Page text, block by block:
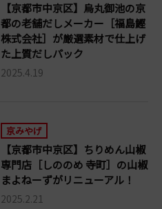
【京都市中京区】烏丸御池の京
都の老舗だしメーカー［福島鰹
株式会社］が厳選素材で仕上げ
た上質だしパック
2025.4.19
京みやげ
【京都市中京区】ちりめん山椒
専門店［しののめ 寺町］の山椒
まよねーずがリニューアル！
2025.2.21